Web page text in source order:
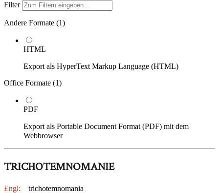
Filter
Andere Formate (1)
HTML
Export als HyperText Markup Language (HTML)
Office Formate (1)
PDF
Export als Portable Document Format (PDF) mit dem
Webbrowser
TRICHOTEMNOMANIE
Engl: trichotemnomania